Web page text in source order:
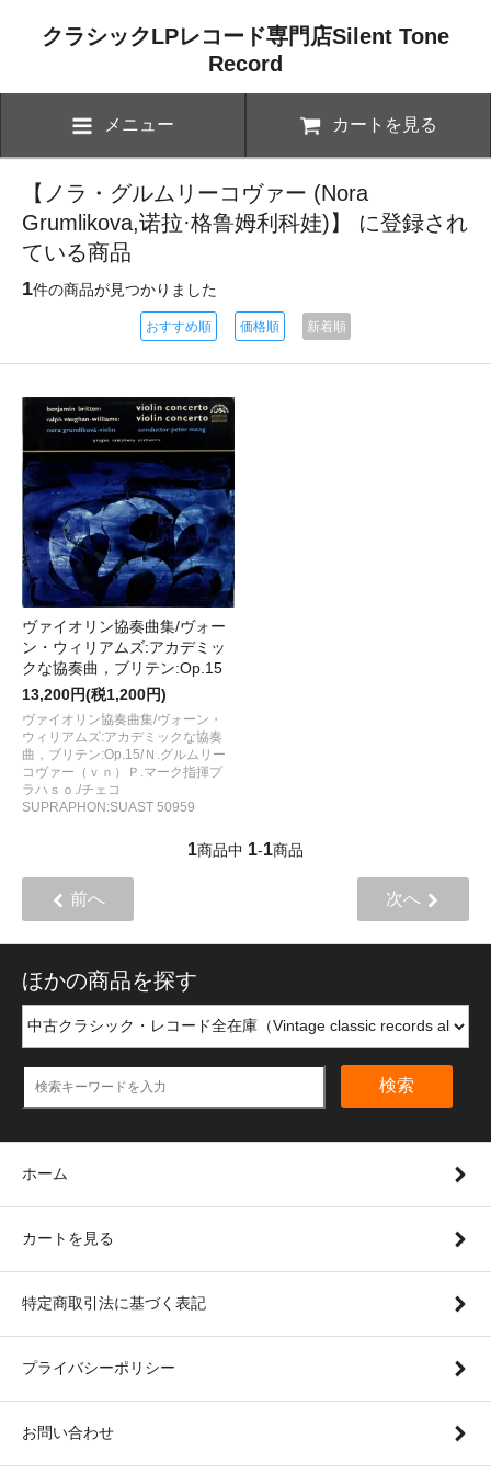
クラシックLPレコード専門店Silent Tone
Record
メニュー カートを見る
【ノラ・グルムリーコヴァー (Nora
Grumlikova,诺拉·格鲁姆利科娃)】 に登録され
ている商品
1件の商品が見つかりました
おすすめ順 価格順 新着順
ヴァイオリン協奏曲集/ヴォー
ン・ウィリアムズ:アカデミッ
クな協奏曲，ブリテン:Op.15
13,200円(税1,200円)
ヴァイオリン協奏曲集/ヴォーン・
ウィリアムズ:アカデミックな協奏
曲，ブリテン:Op.15/Ｎ.グルムリー
コヴァー（ｖｎ）Ｐ.マーク指揮プ
ラハｓｏ./チェコ
SUPRAPHON:SUAST 50959
1商品中 1-1商品
前へ 次へ
ほかの商品を探す
検索
ホーム
カートを見る
特定商取引法に基づく表記
プライバシーポリシー
お問い合わせ